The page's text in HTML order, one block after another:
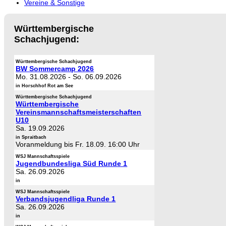
Vereine & Sonstige
Württembergische
Schachjugend:
Württembergische Schachjugend
BW Sommercamp 2026
Mo. 31.08.2026 -So. 06.09.2026
in Horschhof Rot am See
Württembergische Schachjugend
Württembergische
Vereinsmannschaftsmeisterschaften
U10
Sa. 19.09.2026
in Spraitbach
Voranmeldung bis Fr. 18.09. 16:00 Uhr
WSJ Mannschaftsspiele
Jugendbundesliga Süd Runde 1
Sa. 26.09.2026
in
WSJ Mannschaftsspiele
Verbandsjugendliga Runde 1
Sa. 26.09.2026
in